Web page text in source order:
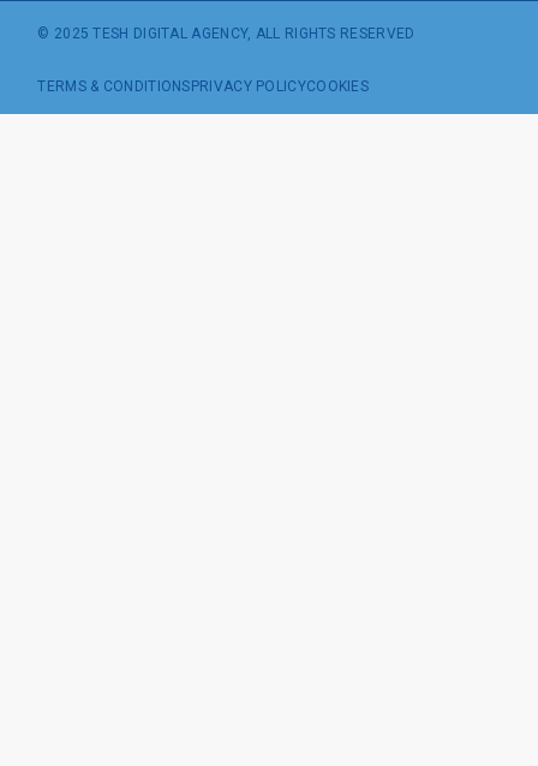
© 2025TESH DIGITAL AGENCY, ALL RIGHTS RESERVED
TERMS & CONDITIONSPRIVACY POLICYCOOKIES